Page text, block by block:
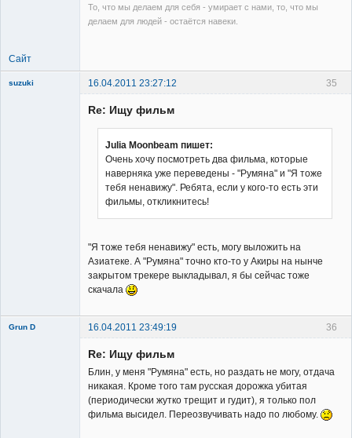
То, что мы делаем для себя - умирает с нами, то, что мы
делаем для людей - остаётся навеки.
Сайт
35
suzuki 16.04.2011 23:27:12
Re: Ищу фильм
Julia Moonbeam пишет:
Очень хочу посмотреть два фильма, которые
наверняка уже переведены - "Румяна" и "Я тоже
тебя ненавижу". Ребята, если у кого-то есть эти
фильмы, откликнитесь!
"Я тоже тебя ненавижу" есть, могу выложить на
Азиатеке. А "Румяна" точно кто-то у Акиры на нынче
закрытом трекере выкладывал, я бы сейчас тоже
скачала
36
Grun D 16.04.2011 23:49:19
Re: Ищу фильм
Блин, у меня "Румяна" есть, но раздать не могу, отдача
никакая. Кроме того там русская дорожка убитая
(периодически жутко трещит и гудит), я только пол
фильма высидел. Переозвучивать надо по любому.